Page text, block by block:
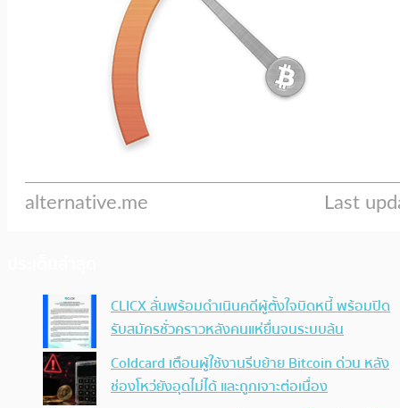
CLICX ลั่นพร้อมดำเนินคดีผู้ตั้งใจบิดหนี้ พร้อมปิด
รับสมัครชั่วคราวหลังคนแห่ยื่นจนระบบล้น
Coldcard เตือนผู้ใช้งานรีบย้าย Bitcoin ด่วน หลัง
ช่องโหว่ยังอุดไม่ได้ และถูกเจาะต่อเนื่อง